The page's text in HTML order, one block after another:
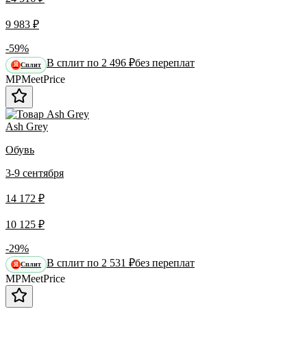
9 983 ₽
-59%
Я Сплит В сплит по 2 496 ₽без переплат
MPMeetPrice
Ash Grey
Обувь
3-9 сентября
14 172 ₽
10 125 ₽
-29%
Я Сплит В сплит по 2 531 ₽без переплат
MPMeetPrice